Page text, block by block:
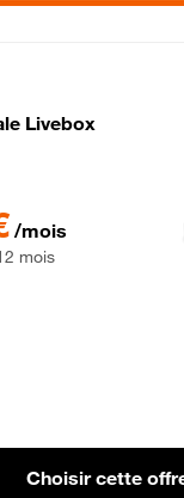
Livebox
, Engagement 12
/mois
mois
Choisir cette